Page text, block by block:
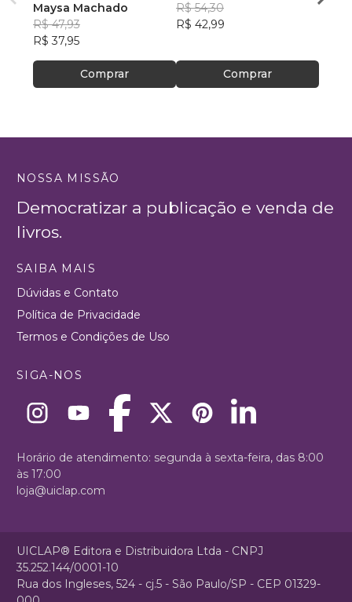
Maysa Machado
R$ 47,93
R$ 37,95
Comprar
R$ 54,30
R$ 42,99
Comprar
R$
NOSSA MISSÃO
Democratizar a publicação e venda de
livros.
SAIBA MAIS
Dúvidas e Contato
Política de Privacidade
Termos e Condições de Uso
SIGA-NOS
Horário de atendimento: segunda à sexta-feira, das 8:00
às 17:00
loja@uiclap.com
UICLAP® Editora e Distribuidora Ltda - CNPJ
35.252.144/0001-10
Rua dos Ingleses, 524 - cj.5 - São Paulo/SP - CEP 01329-